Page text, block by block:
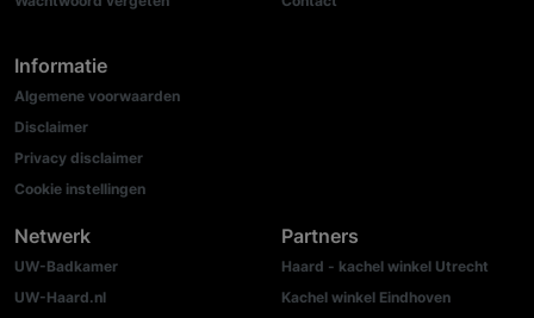
Informatie
Algemene voorwaarden
Disclaimer
Privacy disclaimer
Cookie instellingen
Netwerk
UW-Badkamer
UW-Haard.nl
Partners
Haard - kachel winkel Utrecht
Kachel winkel Eindhoven